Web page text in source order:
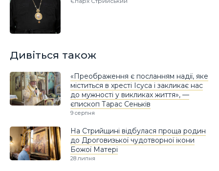
Дивіться також
«Преображення є посланням надії, яке
міститься в хресті Ісуса і закликає нас
до мужності у викликах життя», —
єпископ Тарас Сеньків
9 серпня
На Стрийщині відбулася проща родин
до Дроговизької чудотворної ікони
Божої Матері
28 липня